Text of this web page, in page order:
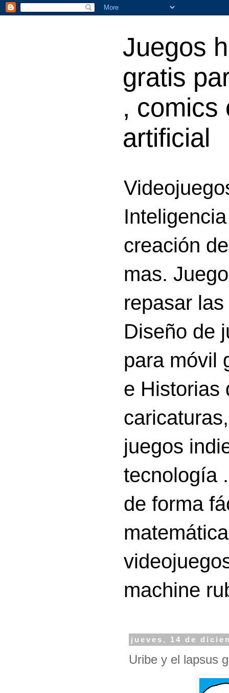
Juegos
gratis
, comics
artificial
creación
mas.
repasar
Diseño de
para móvil
e Historias
juegos
tecnología
de forma
machine
jueves, 14 de
Uribe y el lapsus